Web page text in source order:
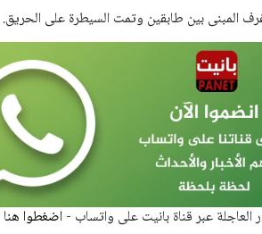
المبنى بين طابقين وتمت السيطرة على الحريق.
العاجلة عبر قناة بانيت على واتساب - اضغطوا هنا